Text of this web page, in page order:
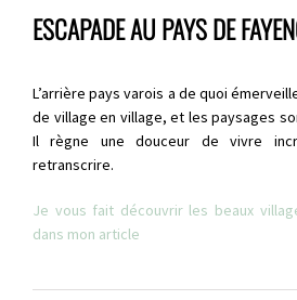
ESCAPADE AU PAYS DE
L’arrière pays varois a de quoi
de village en village, et les paysages
Il règne une douceur de vivre
retranscrire.
Je vous fait découvrir les beaux
dans mon article